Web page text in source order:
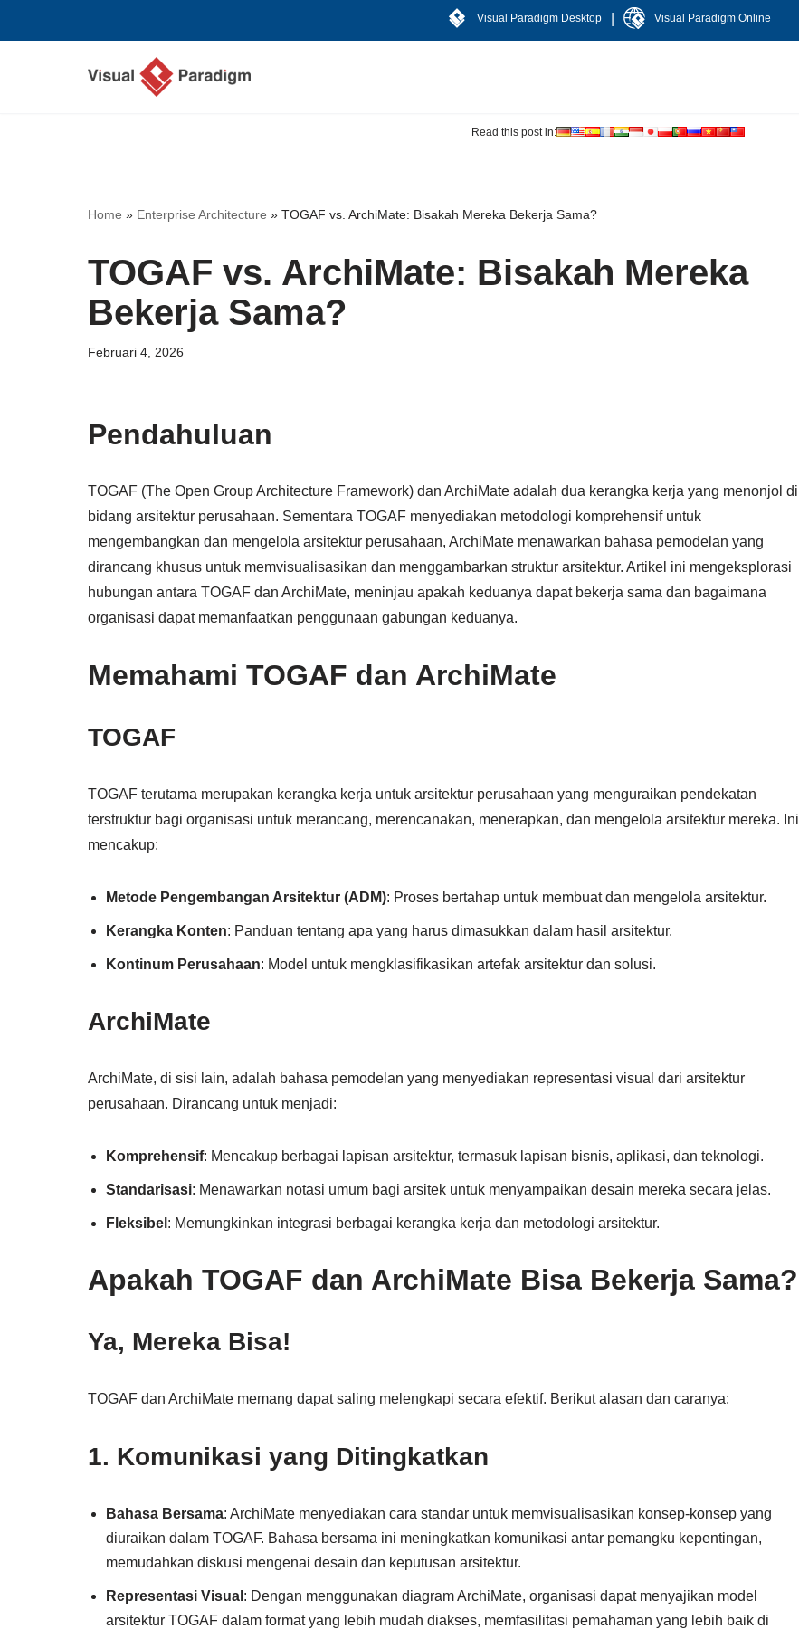
Visual Paradigm Desktop Visual Paradigm Online
Read this post in:
Home » Enterprise Architecture » TOGAF vs. ArchiMate: Bisakah Mereka Bekerja Sama?
TOGAF vs. ArchiMate: Bisakah Mereka
Bekerja Sama?
Februari 4, 2026
Pendahuluan
TOGAF (The Open Group Architecture Framework) dan ArchiMate adalah dua kerangka kerja yang menonjol di
bidang arsitektur perusahaan. Sementara TOGAF menyediakan metodologi komprehensif untuk
mengembangkan dan mengelola arsitektur perusahaan, ArchiMate menawarkan bahasa pemodelan yang
dirancang khusus untuk memvisualisasikan dan menggambarkan struktur arsitektur. Artikel ini mengeksplorasi
hubungan antara TOGAF dan ArchiMate, meninjau apakah keduanya dapat bekerja sama dan bagaimana
organisasi dapat memanfaatkan penggunaan gabungan keduanya.
Memahami TOGAF dan ArchiMate
TOGAF
TOGAF terutama merupakan kerangka kerja untuk arsitektur perusahaan yang menguraikan pendekatan
terstruktur bagi organisasi untuk merancang, merencanakan, menerapkan, dan mengelola arsitektur mereka. Ini
mencakup:
Metode Pengembangan Arsitektur (ADM): Proses bertahap untuk membuat dan mengelola arsitektur.
Kerangka Konten: Panduan tentang apa yang harus dimasukkan dalam hasil arsitektur.
Kontinum Perusahaan: Model untuk mengklasifikasikan artefak arsitektur dan solusi.
ArchiMate
ArchiMate, di sisi lain, adalah bahasa pemodelan yang menyediakan representasi visual dari arsitektur
perusahaan. Dirancang untuk menjadi:
Komprehensif: Mencakup berbagai lapisan arsitektur, termasuk lapisan bisnis, aplikasi, dan teknologi.
Standarisasi: Menawarkan notasi umum bagi arsitek untuk menyampaikan desain mereka secara jelas.
Fleksibel : Memungkinkan integrasi berbagai kerangka kerja dan metodologi arsitektur.
Apakah TOGAF dan ArchiMate Bisa Bekerja Sama?
Ya, Mereka Bisa!
TOGAF dan ArchiMate memang dapat saling melengkapi secara efektif. Berikut alasan dan caranya:
1. Komunikasi yang Ditingkatkan
Bahasa Bersama: ArchiMate menyediakan cara standar untuk memvisualisasikan konsep-konsep yang
diuraikan dalam TOGAF. Bahasa bersama ini meningkatkan komunikasi antar pemangku kepentingan,
memudahkan diskusi mengenai desain dan keputusan arsitektur.
Representasi Visual : Dengan menggunakan diagram ArchiMate, organisasi dapat menyajikan model
arsitektur TOGAF dalam format yang lebih mudah diakses, memfasilitasi pemahaman yang lebih baik di